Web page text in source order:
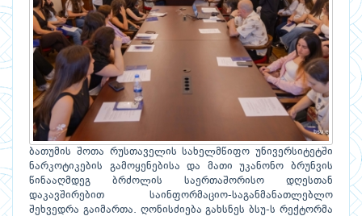
ბათუმის შოთა რუსთაველის სახელმწიფო უნივერსიტეტში
ნარკოტიკების გამოყენებისა და მათი უკანონო ბრუნვის
წინააღმდეგ ბრძოლის საერთაშორისო დღესთან
დაკავშირებით საინფორმაციო-საგანმანათლებლო
შეხვედრა გაიმართა. ღონისძიება გახსნეს ბსუ-ს რექტორმა